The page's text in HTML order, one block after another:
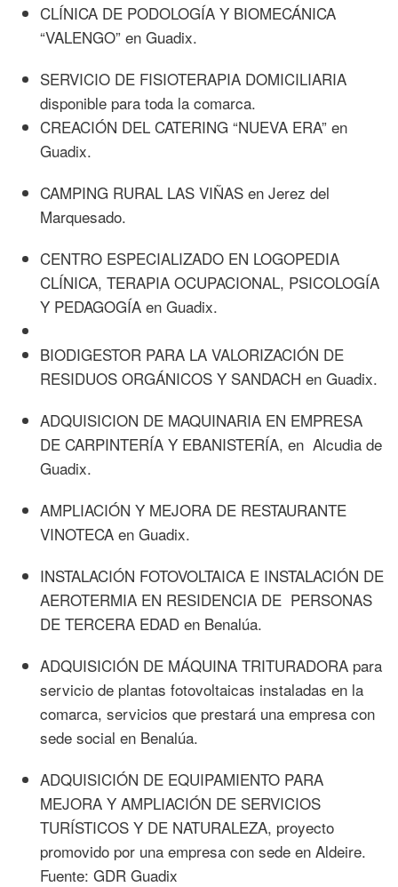
CLÍNICA DE PODOLOGÍA Y BIOMECÁNICA
“VALENGO” en Guadix.
SERVICIO DE FISIOTERAPIA DOMICILIARIA
disponible para toda la comarca.
CREACIÓN DEL CATERING “NUEVA ERA” en
Guadix.
CAMPING RURAL LAS VIÑAS en Jerez del
Marquesado.
CENTRO ESPECIALIZADO EN LOGOPEDIA
CLÍNICA, TERAPIA OCUPACIONAL, PSICOLOGÍA
Y PEDAGOGÍA en Guadix.
BIODIGESTOR PARA LA VALORIZACIÓN DE
RESIDUOS ORGÁNICOS Y SANDACH en Guadix.
ADQUISICION DE MAQUINARIA EN EMPRESA
DE CARPINTERÍA Y EBANISTERÍA, en Alcudia de
Guadix.
AMPLIACIÓN Y MEJORA DE RESTAURANTE
VINOTECA en Guadix.
INSTALACIÓN FOTOVOLTAICA E INSTALACIÓN DE
AEROTERMIA EN RESIDENCIA DE PERSONAS
DE TERCERA EDAD en Benalúa.
ADQUISICIÓN DE MÁQUINA TRITURADORA para
servicio de plantas fotovoltaicas instaladas en la
comarca, servicios que prestará una empresa con
sede social en Benalúa.
ADQUISICIÓN DE EQUIPAMIENTO PARA
MEJORA Y AMPLIACIÓN DE SERVICIOS
TURÍSTICOS Y DE NATURALEZA, proyecto
promovido por una empresa con sede en Aldeire.
Fuente: GDR Guadix